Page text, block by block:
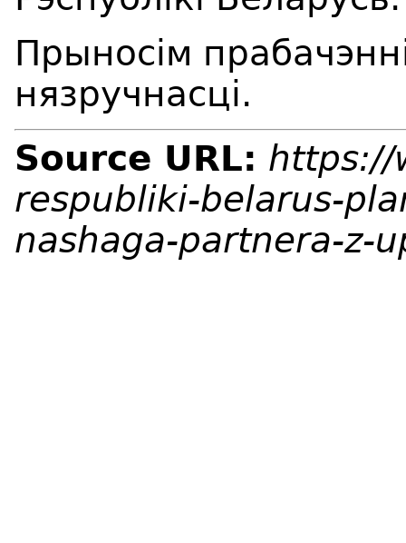
Прыносім
нязручнасці.
Source URL: https://
respubliki-belarus-
nashaga-partnera-z-